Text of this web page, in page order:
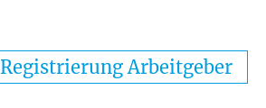
Registrierung Arbeitgeber